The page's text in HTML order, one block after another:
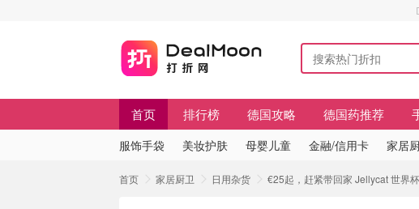
首页 排行榜 德国攻略 德国药推荐
服饰手袋 美妆护肤 母婴儿童 金融/信用卡 家居
首页 家居厨卫 日用杂货 €25起，赶紧带回家 Jellycat 世界